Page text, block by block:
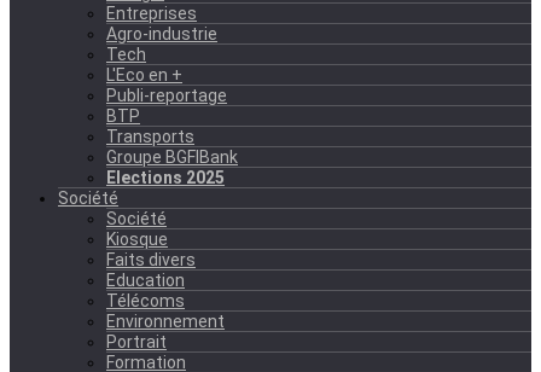
Entreprises
Agro-industrie
Tech
L'Eco en +
Publi-reportage
BTP
Transports
Groupe BGFIBank
Elections 2025
Société
Société
Kiosque
Faits divers
Education
Télécoms
Environnement
Portrait
Formation